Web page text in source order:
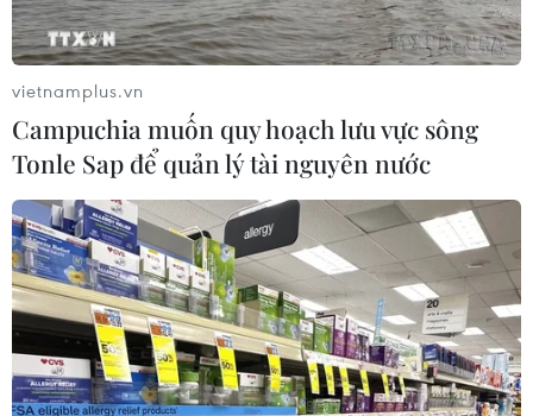
vietnamplus.vn
Campuchia muốn quy hoạch lưu vực sông
Tonle Sap để quản lý tài nguyên nước